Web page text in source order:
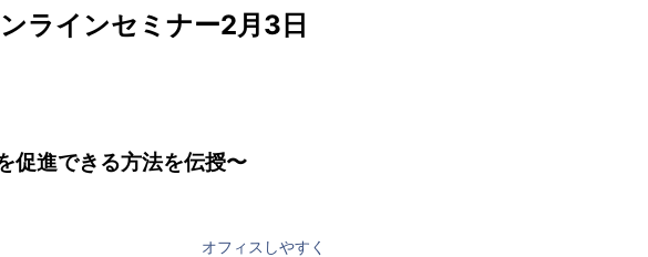
ラインセミナー2月3日
促進できる方法を伝授〜
オフィスしやすく